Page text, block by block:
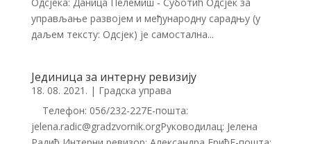
управљање развојем и међународну сарадњу (у
даљем тексту: Одсјек) је самостална...
Јединица за интерну ревизију
18. 08. 2021. | Градска управа
Телефон: 056/232-227Е-пошта:
jelena.radic@gradzvornik.orgРуководилац: Јелена